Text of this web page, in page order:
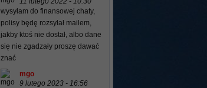
wysyłam do finansowej chaty,
polisy będę rozsyłał mailem,
jakby ktoś nie dostał, albo dane
się nie zgadzały proszę dawać
znać
mgo
9 lutego 2023 - 16:56